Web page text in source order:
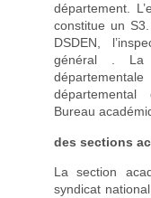
département.
constitue un
DSDEN,
général . La
Bureau
des sections
La section
syndicat